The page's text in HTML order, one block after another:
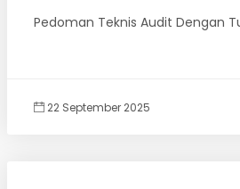
Pedoman Teknis Audit Dengan
22 September 2025